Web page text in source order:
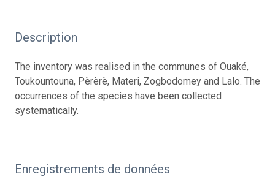
Description
The inventory was realised in the communes of Ouaké,
Toukountouna, Pèrèrè, Materi, Zogbodomey and Lalo. The
occurrences of the species have been collected
systematically.
Enregistrements de données